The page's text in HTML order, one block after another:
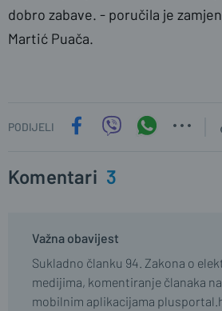
dobro zabave. - poručila je
Martić Puača.
PODIJELI
Komentari 3
Važna obavijest
Sukladno članku 94. Zakona o
medijima, komentiranje članaka
mobilnim aplikacijama